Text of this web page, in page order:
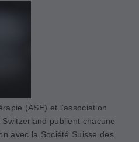
(ASE) et l’association
publient chacune
avec la Société Suisse des